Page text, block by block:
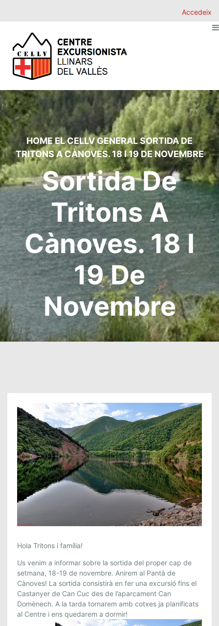
Accedeix
HOMEEL CELLVGENERALSORTIDA DE
TRITONS A CÀNOVES. 18 I 19 DE NOVEMBRE
Sortida De
Tritons A
Cànoves. 18 I
19 De
Novembre
S
O
R
T
I
D
A
Hola Tritons i família!
Us venim a informar sobre la sortida del proper cap de
setmana, 18-19 de novembre. Anirem al Pantà de
Cànoves! La sortida consistirà en fer una excursió fins el
Castanyer de Can Cuc des de l’aparcament Can
Domènech. A la tarda tornarem amb cotxes ja planificats
al Centre i ens quedarem a dormir!